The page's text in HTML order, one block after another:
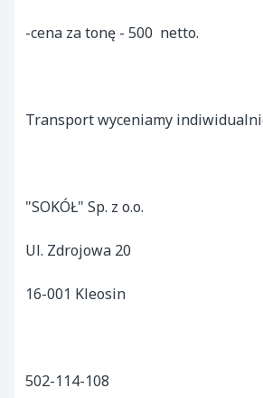
-cena za tonę - 500  netto.
Transport wyceniamy
"SOKÓŁ" Sp. z o.o.
Ul. Zdrojowa 20
16-001 Kleosin
502-114-108